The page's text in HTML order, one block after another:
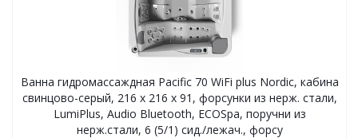
Ванна гидромассаждная Pacific 70 WiFi plus Nordic, кабина
свинцово-серый, 216 x 216 x 91, форсунки из нерж. cтали,
LumiPlus, Audio Bluetooth, ECOSpa, поручни из
нерж.стали, 6 (5/1) сид./лежач., форсу